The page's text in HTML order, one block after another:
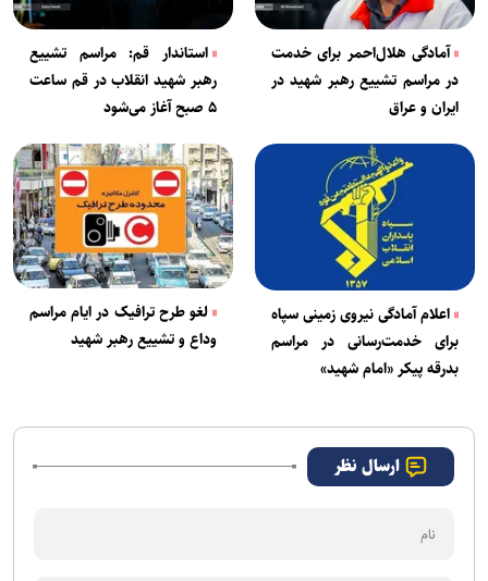
آمادگی هلال‌احمر برای خدمت
در مراسم تشییع رهبر شهید در
ایران و عراق
استاندار قم: مراسم تشییع
رهبر شهید انقلاب در قم ساعت
۵ صبح آغاز می‌شود
اعلام آمادگی نیروی زمینی سپاه
برای خدمت‌رسانی در مراسم
بدرقه پیکر «امام شهید»
لغو طرح ترافیک در ایام مراسم
وداع و تشییع رهبر شهید
ارسال نظر